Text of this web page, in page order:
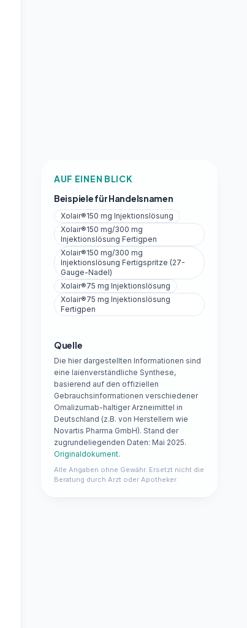
AUF EINEN BLICK
Beispiele für Handelsnamen
Xolair®150 mg Injektionslösung
Xolair®150 mg/300 mg
Injektionslösung Fertigpen
Xolair®150 mg/300 mg
Injektionslösung Fertigspritze (27-
Gauge-Nadel)
Xolair®75 mg Injektionslösung
Xolair®75 mg Injektionslösung
Fertigpen
Quelle
Die hier dargestellten Informationen sind
eine laienverständliche Synthese,
basierend auf den offiziellen
Gebrauchsinformationen verschiedener
Omalizumab-haltiger Arzneimittel in
Deutschland (z.B. von Herstellern wie
Novartis Pharma GmbH). Stand der
zugrundeliegenden Daten: Mai 2025.
Originaldokument.
Alle Angaben ohne Gewähr. Ersetzt nicht die
Beratung durch Arzt oder Apotheker.